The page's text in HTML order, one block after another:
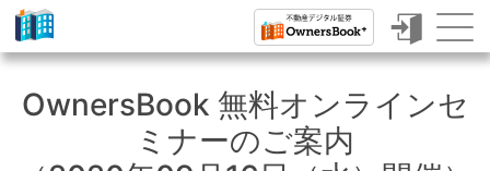
ク
ラ
OwnersBook 無料オンラインセ
ミナーのご案内